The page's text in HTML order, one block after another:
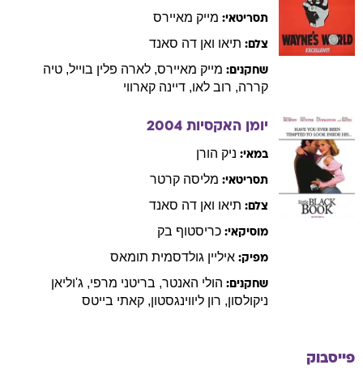
תסריטאי: מייק מאיירס
צלם: תיאו ואן דה סאנד
שחקנים: מייק מאיירס, לארה פלין בוייל, טיה
קררה, רוב לאו, דיינה קארווי
יומן האקסיות 2004
במאי: ניק הורן
תסריטאי: מליסה קרטר
צלם: תיאו ואן דה סאנד
מוסיקאי: כריסטוף בק
מפיק: איליין גולדסמית תומאס
שחקנים: הולי האנטר, בריטני מרפי, ג'וליאן
ניקולסון, רון ליווינגסטון, קאתי בייטס
פייסבוק